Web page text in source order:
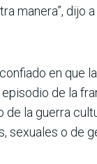
manera”, dijo
en que
de la
de la guerra
sexuales o de